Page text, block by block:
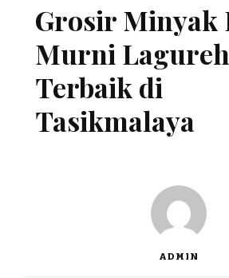
Grosir Minyak
Murni Lagureh
Terbaik di
Tasikmalaya
ADMIN